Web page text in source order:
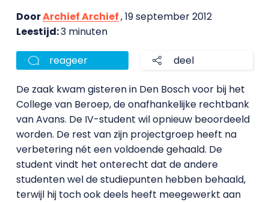
DoorArchief Archief, 19 september 2012
Leestijd:3 minuten
reageer deel
De zaak kwam gisteren in Den Bosch voor bij het
College van Beroep, de onafhankelijke rechtbank
van Avans. De IV-student wil opnieuw beoordeeld
worden. De rest van zijn projectgroep heeft na
verbetering nét een voldoende gehaald. De
student vindt het onterecht dat de andere
studenten wel de studiepunten hebben behaald,
terwijl hij toch ook deels heeft meegewerkt aan